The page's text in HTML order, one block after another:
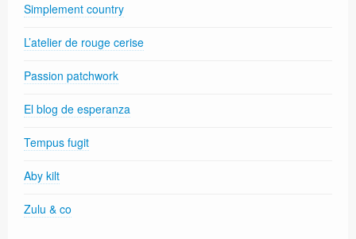
Simplement country
L’atelier de rouge cerise
Passion patchwork
El blog de esperanza
Tempus fugit
Aby kilt
Zulu & co